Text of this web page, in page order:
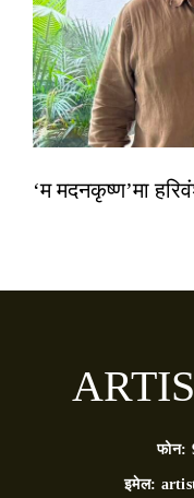
‘म मदनकृष्ण’मा
फोन:
इमेल: